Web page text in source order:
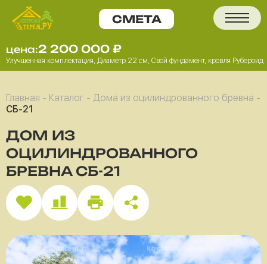
Главная - Каталог - Дома из оцилиндрованного бревна -
СБ-21
ДОМ ИЗ
ОЦИЛИНДРОВАННОГО
БРЕВНА СБ-21
цена:2 200 000 ₽
Улучшенная комплектация, Диаметр 22 см, Свой фундамент, кровля Рубероид